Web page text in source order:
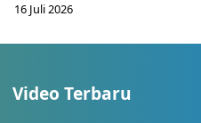
16 Juli 2026
Video Terbaru